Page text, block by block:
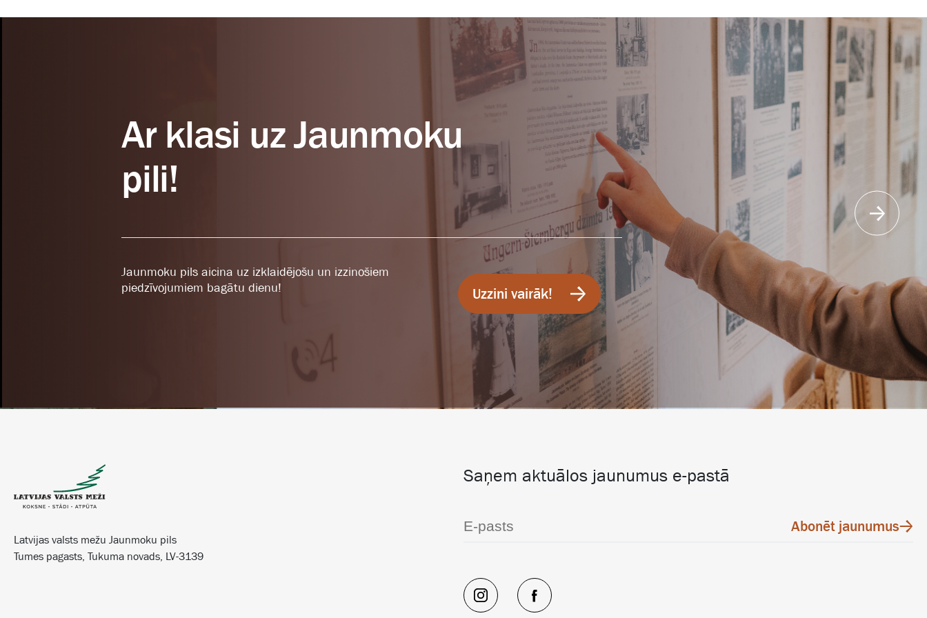
Ar klasi uz Jaunmoku
pili!
Jaunmoku pils aicina uz izklaidējošu un izzinošiem
piedzīvojumiem bagātu dienu!
Uzzini vairāk!
Latvijas valsts mežu Jaunmoku pils
Tumes pagasts, Tukuma novads, LV-3139
Saņem aktuālos jaunumus e-pastā
Abonēt jaunumus